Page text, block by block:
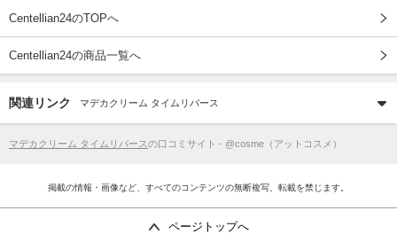
Centellian24のTOPへ
Centellian24の商品一覧へ
関連リンク マデカクリーム タイムリバース
マデカクリーム タイムリバースの口コミサイト - @cosme（アットコスメ）
掲載の情報・画像など、すべてのコンテンツの無断複写、転載を禁じます。
ページトップへ